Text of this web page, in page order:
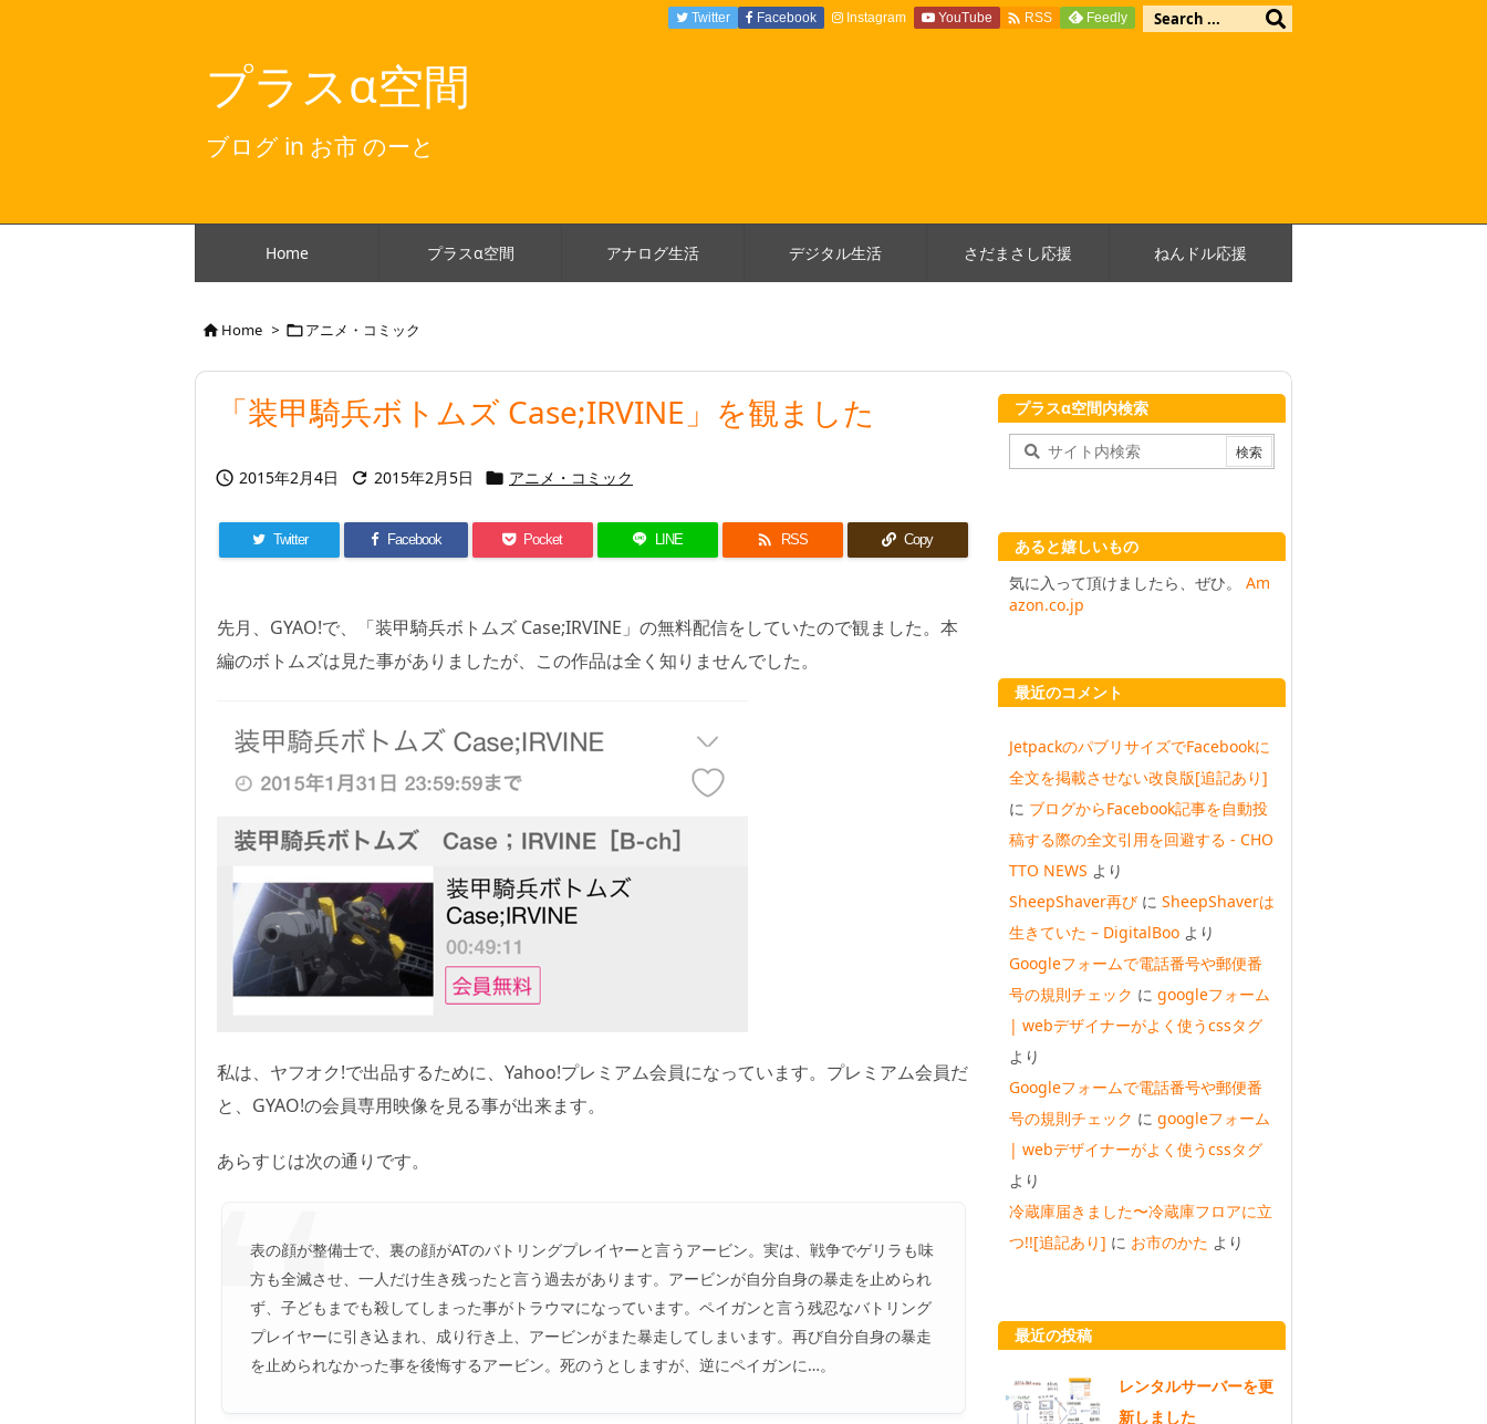
プラスα空間
ブログ in お市 のーと
Home プラスα空間 アナログ生活 デジタル生活 さだまさし応援 ねんドル応援
Twitter Facebook Instagram YouTube  RSS Feedly
Home > アニメ・コミック
「装甲騎兵ボトムズ Case;IRVINE」を観ました
 2015年2月4日  2015年2月5日  アニメ・コミック
Twitter Facebook Pocket LINE  RSS Copy
先月、GYAO!で、「装甲騎兵ボトムズ Case;IRVINE」の無料配信をしていたので観ました。本
編のボトムズは見た事がありましたが、この作品は全く知りませんでした。
私は、ヤフオク!で出品するために、Yahoo!プレミアム会員になっています。プレミアム会員だ
と、GYAO!の会員専用映像を見る事が出来ます。
あらすじは次の通りです。
表の顔が整備士で、裏の顔がATのバトリングプレイヤーと言うアービン。実は、戦争でゲリラも味
方も全滅させ、一人だけ生き残ったと言う過去があります。アービンが自分自身の暴走を止められ
ず、子どもまでも殺してしまった事がトラウマになっています。ペイガンと言う残忍なバトリング
プレイヤーに引き込まれ、成り行き上、アービンがまた暴走してしまいます。再び自分自身の暴走
を止められなかった事を後悔するアービン。死のうとしますが、逆にペイガンに…。
プラスα空間内検索
あると嬉しいもの
気に入って頂けましたら、ぜひ。 Am
azon.co.jp
最近のコメント
JetpackのパブリサイズでFacebookに
全文を掲載させない改良版[追記あり]
に ブログからFacebook記事を自動投
稿する際の全文引用を回避する - CHO
TTO NEWS より
SheepShaver再び に SheepShaverは
生きていた – DigitalBoo より
Googleフォームで電話番号や郵便番
号の規則チェック に googleフォーム
| webデザイナーがよく使うcssタグ
より
Googleフォームで電話番号や郵便番
号の規則チェック に googleフォーム
| webデザイナーがよく使うcssタグ
より
冷蔵庫届きました〜冷蔵庫フロアに立
つ!![追記あり] に お市のかた より
最近の投稿
レンタルサーバーを更
新しました